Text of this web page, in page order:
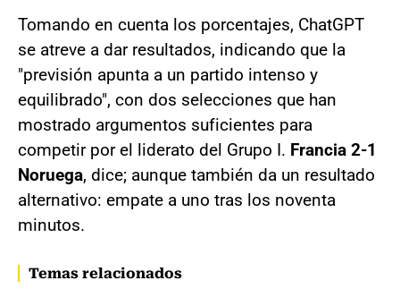
Tomando en cuenta los porcentajes, ChatGPT
se atreve a dar resultados, indicando que la
"previsión apunta a un partido intenso y
equilibrado", con dos selecciones que han
mostrado argumentos suficientes para
competir por el liderato del Grupo I. Francia 2-1
Noruega, dice; aunque también da un resultado
alternativo: empate a uno tras los noventa
minutos.
Temas relacionados